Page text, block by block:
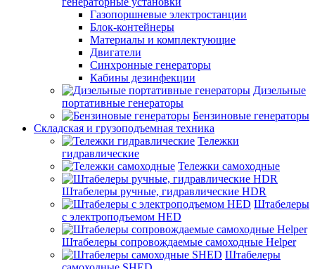
Газопоршневые электростанции
Блок-контейнеры
Материалы и комплектующие
Двигатели
Синхронные генераторы
Кабины дезинфекции
Дизельные
портативные генераторы
Бензиновые генераторы
Складская и грузоподъемная техника
Тележки
гидравлические
Тележки самоходные
Штабелеры ручные, гидравлические HDR
Штабелеры
с электроподъемом HED
Штабелеры сопровождаемые самоходные Helper
Штабелеры